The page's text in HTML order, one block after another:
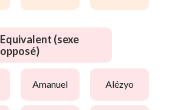
Equivalent (sexe
opposé)
amanuel alézyo